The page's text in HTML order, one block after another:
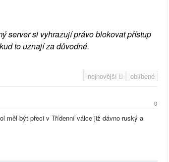
server si vyhrazují právo blokovat přístup
to uznají za důvodné.
nejnovější oblíbené
0
měl být přeci v Třídenní válce již dávno ruský a